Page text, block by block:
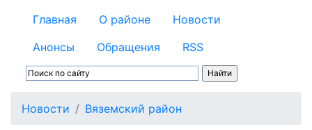
Главная О районе
Новости
Анонсы
Обращения RSS
Новости Вяземский район